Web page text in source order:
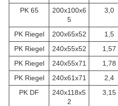
PK 65
200x100x6
5
3,0
PK Riegel 200x65x52 1,5
PK Riegel
240x55x52 1,57
PK Riegel
240x55x71 1,78
PK Riegel
240x61x71 2,4
PK DF
240x118x5
2
3,15